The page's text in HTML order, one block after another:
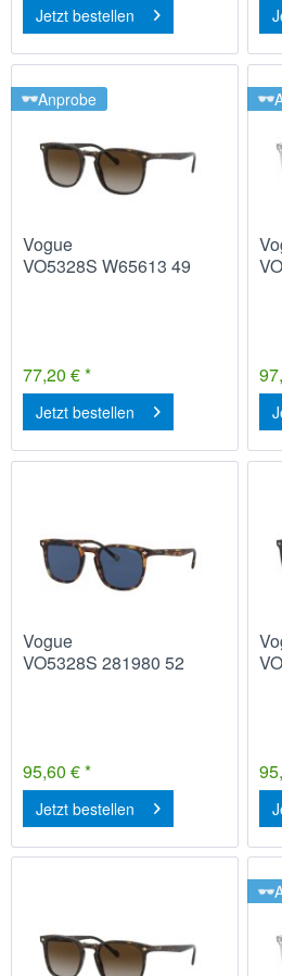
Jetzt bestellen
Anprobe
Vogue
VO5328S W65613 49
77,20 € *
Jetzt bestellen
Vogue
VO5328S 281980 52
95,60 € *
Jetzt bestellen